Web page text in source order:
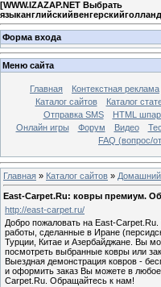
[WWW.IZAZAP.NET Выбрать
Форма входа
Меню сайта
Главная Контекстная реклама
Каталог сайтов
Каталог
Отправка SMS
HTML
Онлайн игры
Форум Видео
FAQ (вопрос/
Главная » Каталог сайтов » Домашний
East-Carpet.Ru: ковры премиум.
http://east-carpet.ru/
Добро пожаловать на East-
работы, сделанные в Иране
Турции, Китае и Азербайджане. Вы
посмотреть выбранные ковры или
Выездная демонстрация ковров -
и оформить заказ Вы можете в
Carpet.Ru. Обращайтесь к нам!